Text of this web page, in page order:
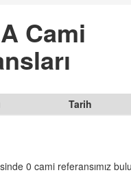
Cami
Tarih
0 cami referansımız